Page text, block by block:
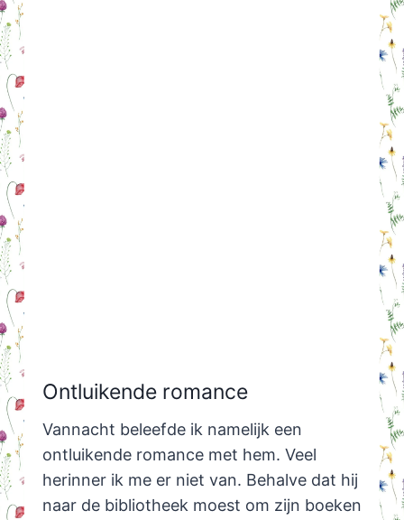
Ontluikende romance
Vannacht beleefde ik namelijk een
ontluikende romance met hem. Veel
herinner ik me er niet van. Behalve dat hij
naar de bibliotheek moest om zijn boeken